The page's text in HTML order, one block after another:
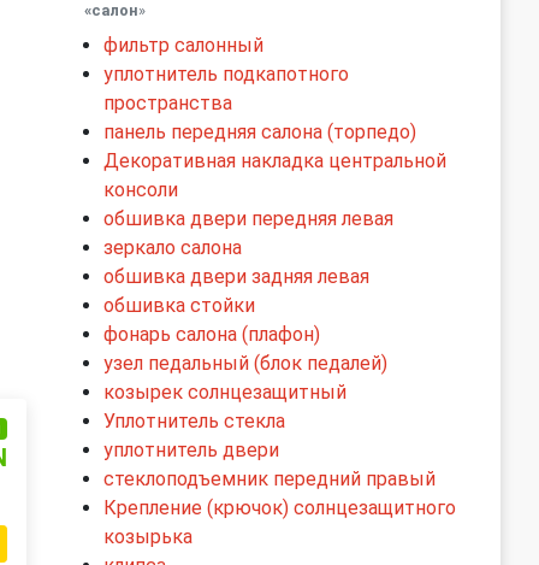
«салон»
фильтр салонный
уплотнитель подкапотного
пространства
панель передняя салона (торпедо)
Декоративная накладка центральной
консоли
обшивка двери передняя левая
зеркало салона
обшивка двери задняя левая
обшивка стойки
фонарь салона (плафон)
узел педальный (блок педалей)
козырек солнцезащитный
Уплотнитель стекла
уплотнитель двери
стеклоподъемник передний правый
Крепление (крючок) солнцезащитного
козырька